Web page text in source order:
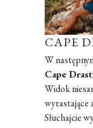
CAPE
W
Cape
Widok
wyrastające
Słuchajcie